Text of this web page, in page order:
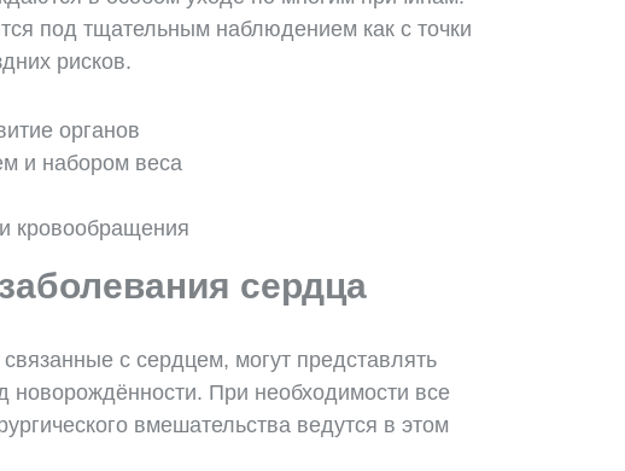
под тщательным наблюдением как с точки
рисков.
органов
и набором веса
кровообращения
сердца
с сердцем, могут представлять
новорождённости. При необходимости все
вмешательства ведутся в этом